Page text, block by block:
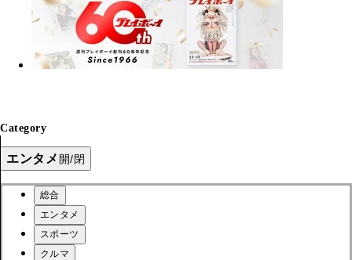
Category
エンタメ開/閉
総合
エンタメ
スポーツ
クルマ